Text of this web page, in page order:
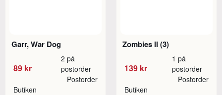
Garr, War Dog
89 kr
2 på
postorder
Butiken
Postorder
Zombies II (3)
139 kr
1 på
postorder
Butiken
Postorder